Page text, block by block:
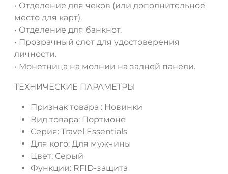
• Отделение для чеков (или дополнительное
место для карт).
• Отделение для банкнот.
• Прозрачный слот для удостоверения
личности.
• Монетница на молнии на задней панели.
ТЕХНИЧЕСКИЕ ПАРАМЕТРЫ
Признак товара : Новинки
Вид товара: Портмоне
Серия: Travel Essentials
Для кого: Для мужчины
Цвет: Серый
Функции: RFID-защита